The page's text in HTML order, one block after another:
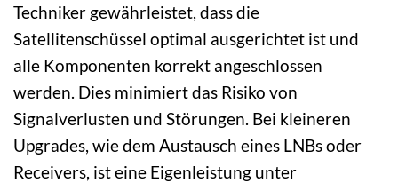
Techniker gewährleistet, dass die
Satellitenschüssel optimal ausgerichtet ist und
alle Komponenten korrekt angeschlossen
werden. Dies minimiert das Risiko von
Signalverlusten und Störungen. Bei kleineren
Upgrades, wie dem Austausch eines LNBs oder
Receivers, ist eine Eigenleistung unter